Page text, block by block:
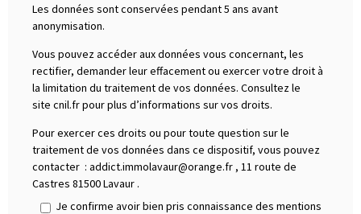
Les données sont conservées pendant 5 ans avant
anonymisation.
Vous pouvez accéder aux données vous concernant, les
rectifier, demander leur effacement ou exercer votre droit à
la limitation du traitement de vos données. Consultez le
site cnil.fr pour plus d’informations sur vos droits.
Pour exercer ces droits ou pour toute question sur le
traitement de vos données dans ce dispositif, vous pouvez
contacter : addict.immolavaur@orange.fr , 11 route de
Castres 81500 Lavaur .
Je confirme avoir bien pris connaissance des mentions